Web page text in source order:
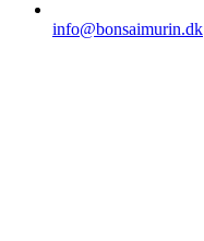
info@bonsaimurin.dk